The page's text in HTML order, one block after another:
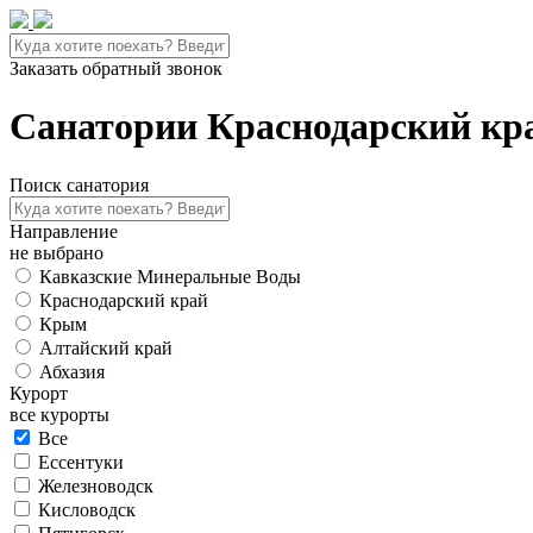
Заказать обратный звонок
Санатории Краснодарский
Поиск санатория
Направление
не выбрано
Кавказские Минеральные Воды
Краснодарский край
Крым
Алтайский край
Абхазия
Курорт
все курорты
Все
Ессентуки
Железноводск
Кисловодск